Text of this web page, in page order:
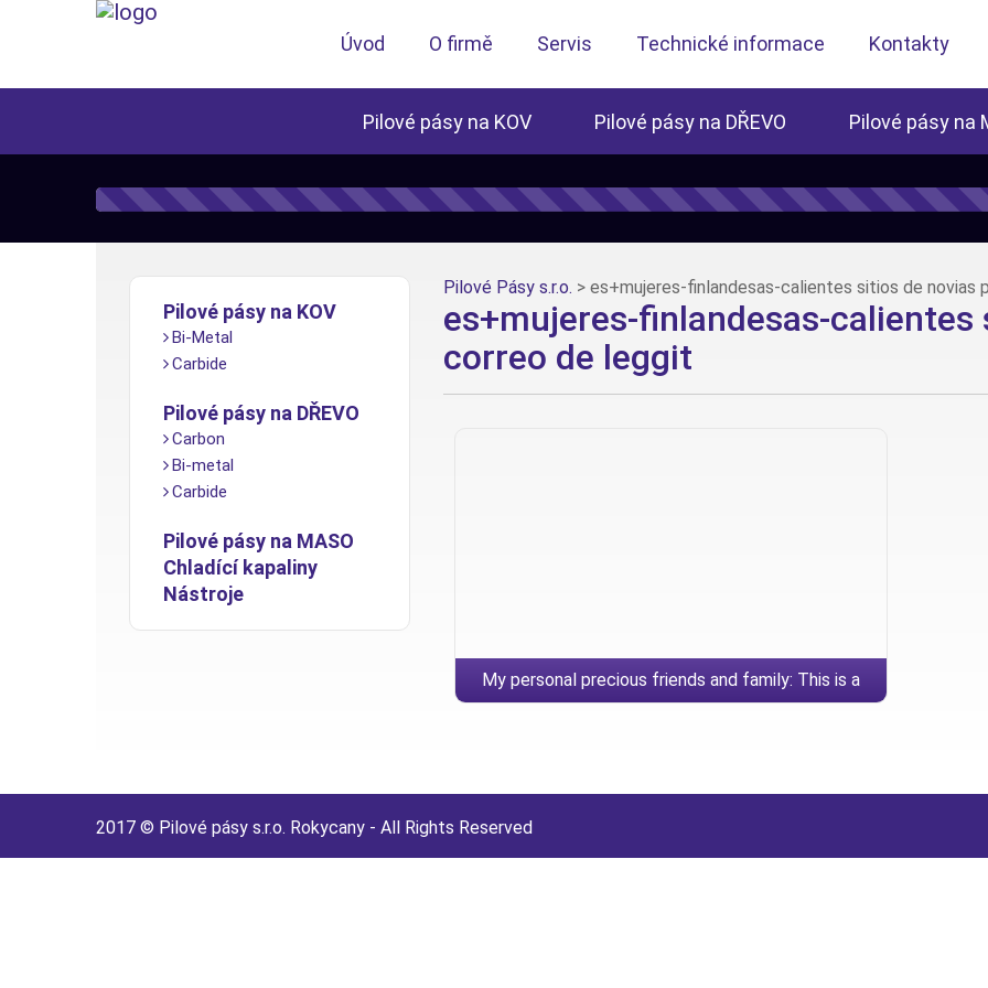
Úvod O firmě Servis Technické informace Kontakty
Pilové pásy na KOV Pilové pásy na DŘEVO Pilové pásy na
Pilové pásy na KOV
Bi-Metal
Carbide
Pilové pásy na DŘEVO
Carbon
Bi-metal
Carbide
Pilové pásy na MASO
Chladící kapaliny
Nástroje
Pilové Pásy s.r.o. > es+mujeres-finlandesas-calientes sitios de novias
es+mujeres-finlandesas-
correo de leggit
My personal precious friends and family: This is a
2017 © Pilové pásy s.r.o. Rokycany - All Rights Reserved